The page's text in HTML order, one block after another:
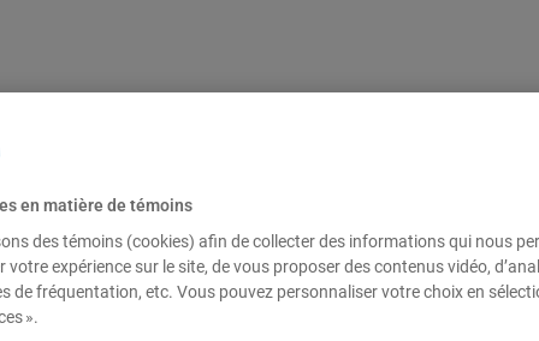
en matière de témoins
des témoins (cookies) afin de collecter des informations qui nous
votre expérience sur le site, de vous proposer des contenus vidéo,
de fréquentation, etc. Vous pouvez personnaliser votre choix en
».